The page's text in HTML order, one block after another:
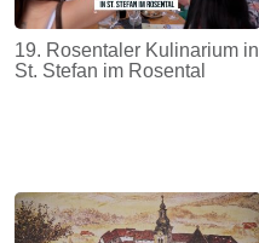
19. Rosentaler Kulinarium in
St. Stefan im Rosental